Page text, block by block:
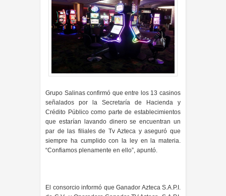
Grupo Salinas confirmó que entre los 13 casinos
señalados por la Secretaría de Hacienda y
Crédito Público como parte de establecimientos
que estarían lavando dinero se encuentran un
par de las filiales de Tv Azteca y aseguró que
siempre ha cumplido con la ley en la materia.
“Confiamos plenamente en ello”, apuntó.
El consorcio informó que Ganador Azteca S.A.P.I.